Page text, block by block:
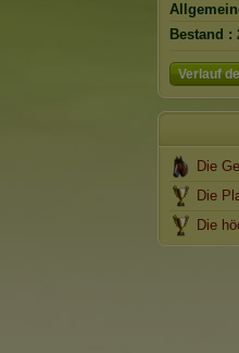
Bestand :
Verlauf
Die
Die
Die